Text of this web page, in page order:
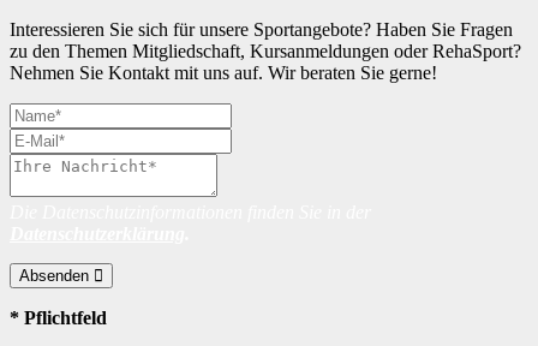
Interessieren Sie sich für unsere Sportangebote? Haben Sie Fragen
zu den Themen Mitgliedschaft, Kursanmeldungen oder RehaSport?
Nehmen Sie Kontakt mit uns auf. Wir beraten Sie gerne!
Absenden
* Pflichtfeld